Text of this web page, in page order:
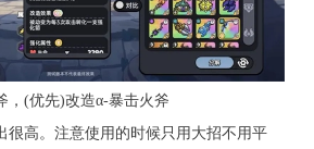
，(优先)改造α-暴击火斧
很高。注意使用的时候只用大招不用平